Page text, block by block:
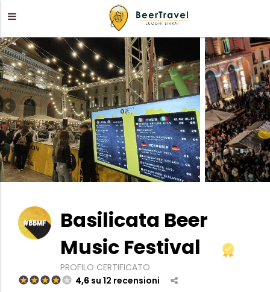
Basilicata Beer
Music Festival
PROFILO CERTIFICATO
4,6 su 12 recensioni